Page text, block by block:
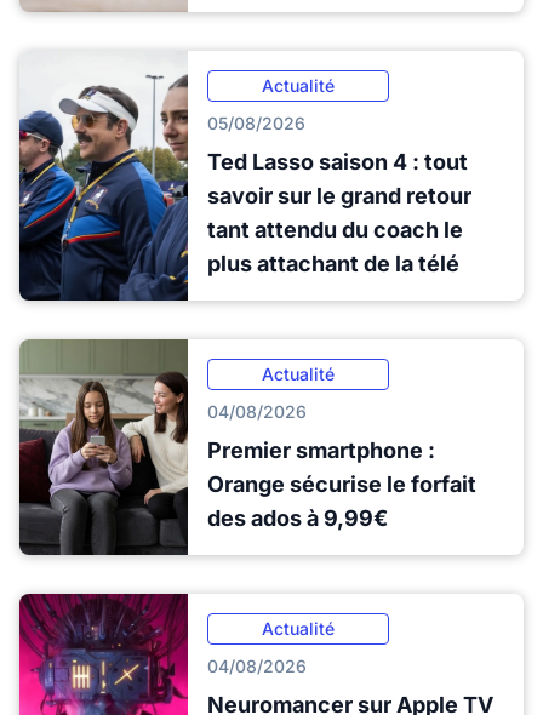
Actualité
05/08/2026
Ted Lasso saison 4 : tout
savoir sur le grand retour
tant attendu du coach le
plus attachant de la télé
Actualité
04/08/2026
Premier smartphone :
Orange sécurise le forfait
des ados à 9,99€
Actualité
04/08/2026
Neuromancer sur Apple TV